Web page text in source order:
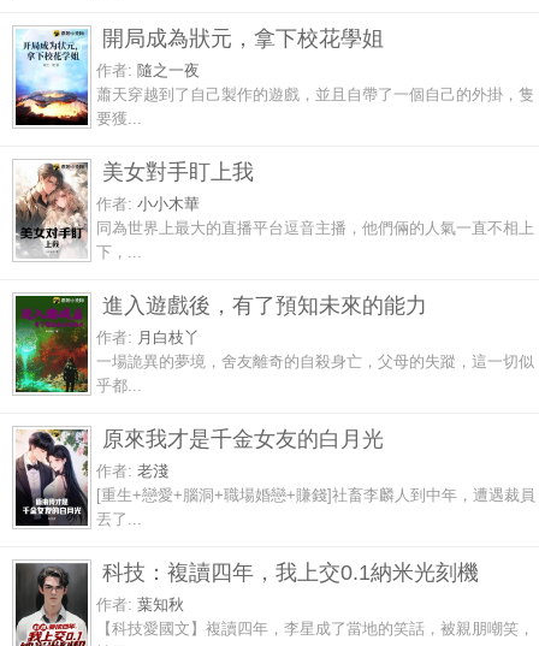
開局成為狀元，拿下校花學姐
作者: 隨之一夜
蕭天穿越到了自己製作的遊戲，並且自帶了一個自己的外掛，隻
要獲...
美女對手盯上我
作者: 小小木華
同為世界上最大的直播平台逗音主播，他們倆的人氣一直不相上
下，...
進入遊戲後，有了預知未來的能力
作者: 月白枝丫
一場詭異的夢境，舍友離奇的自殺身亡，父母的失蹤，這一切似
乎都...
原來我才是千金女友的白月光
作者: 老淺
[重生+戀愛+腦洞+職場婚戀+賺錢]社畜李麟人到中年，遭遇裁員
丟了...
科技：複讀四年，我上交0.1納米光刻機
作者: 葉知秋
【科技愛國文】複讀四年，李星成了當地的笑話，被親朋嘲笑，